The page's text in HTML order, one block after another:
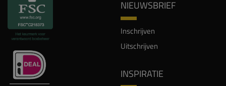
NIEUWSBRIEF
Inschrijven
Uitschrijven
INSPIRATIE